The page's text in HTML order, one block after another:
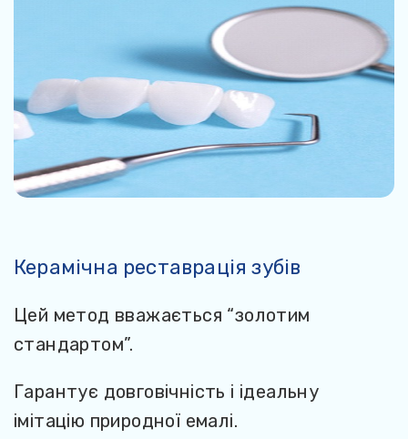
Керамічна реставрація зубів
Цей метод вважається “золотим
стандартом”.
Гарантує довговічність і ідеальну
імітацію природної емалі.